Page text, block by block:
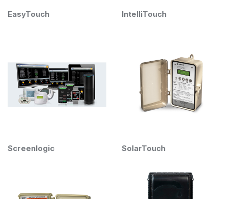
EasyTouch IntelliTouch
Screenlogic SolarTouch